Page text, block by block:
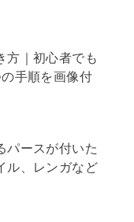
方｜初心者でも
手順を画像付
パースが付いた
ル、レンガなど